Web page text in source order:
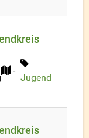
-
Jugend